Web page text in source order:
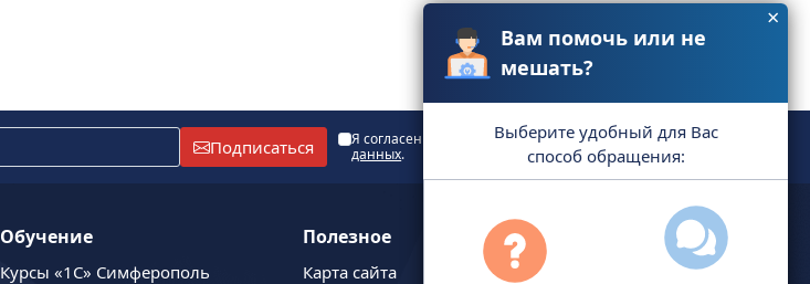
Подписаться Я согласен с
политикой обработки персональных
данных.
Обучение
Курсы «1С» Симферополь
Полезное
Карта сайта
×
Вам помочь или не
мешать?
Выберите удобный для Вас
способ обращения: